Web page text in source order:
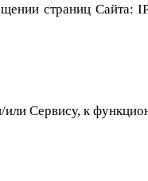
страниц
Сервису, к